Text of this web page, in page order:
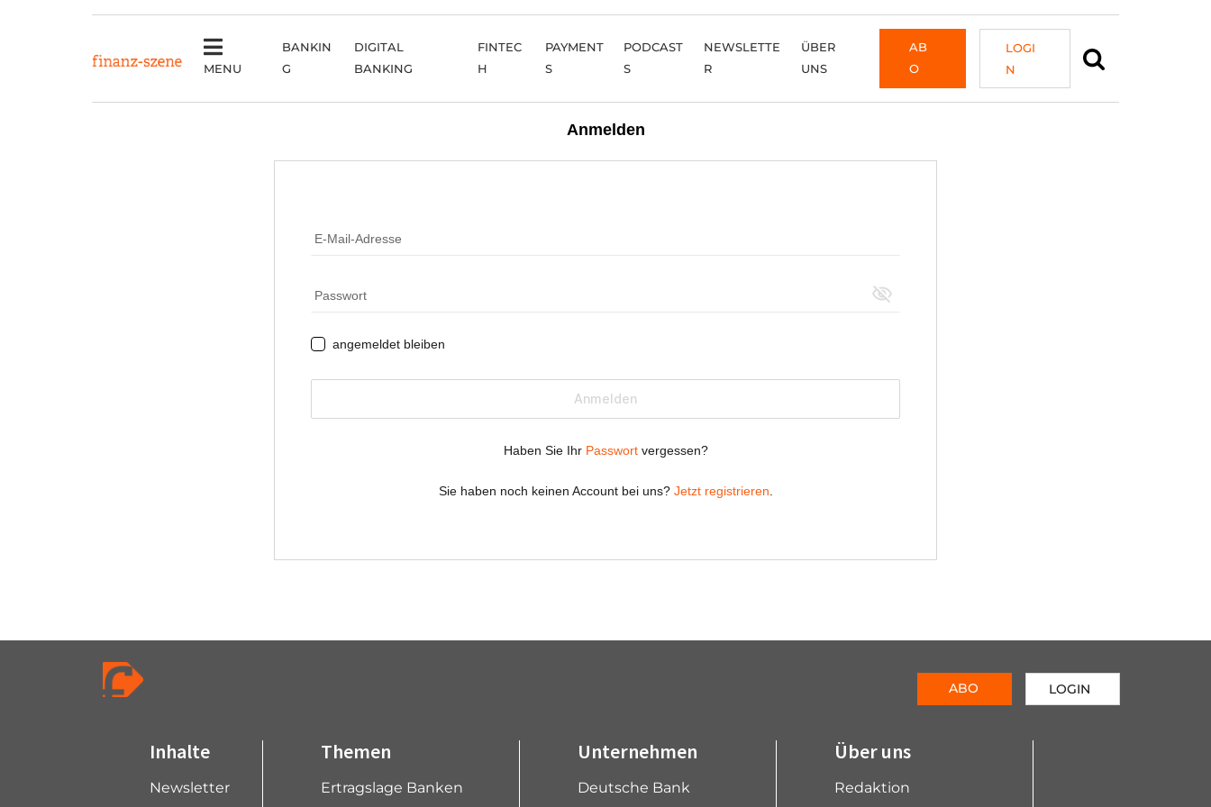
MENU
BANKIN
G
DIGITAL
BANKING
FINTEC
H
PAYMENT
S
PODCAST
S
NEWSLETTE
R
ÜBER
UNS
AB
O
LOGI
N
Inhalte
Newsletter
Themen
Ertragslage Banken
Unternehmen
Deutsche Bank
Über uns
Redaktion
ABO LOGIN